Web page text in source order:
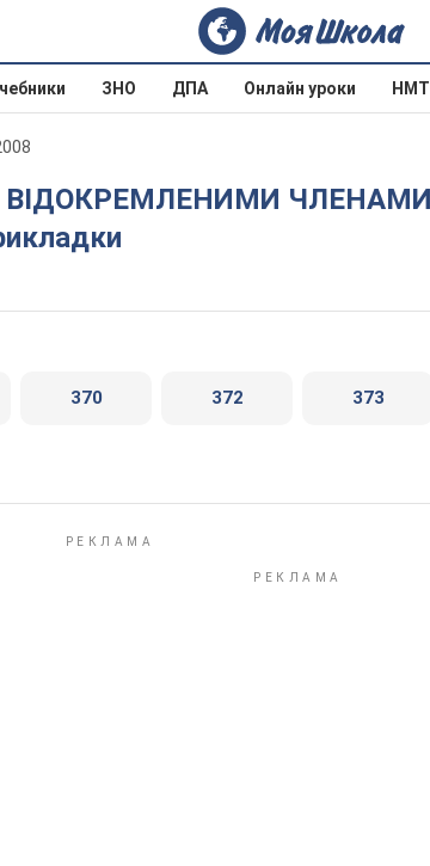
ЗНО ДПА Онлайн уроки НМТ
370 372 373